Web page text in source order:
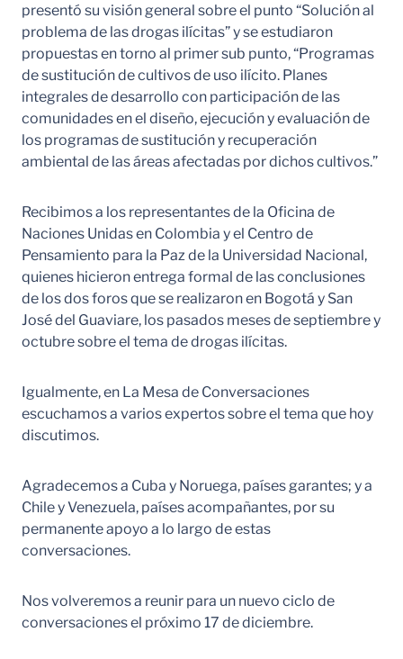
presentó su visión general sobre el punto “Solución al
problema de las drogas ilícitas” y se estudiaron
propuestas en torno al primer sub punto, “Programas
de sustitución de cultivos de uso ilícito. Planes
integrales de desarrollo con participación de las
comunidades en el diseño, ejecución y evaluación de
los programas de sustitución y recuperación
ambiental de las áreas afectadas por dichos cultivos.”
Recibimos a los representantes de la Oficina de
Naciones Unidas en Colombia y el Centro de
Pensamiento para la Paz de la Universidad Nacional,
quienes hicieron entrega formal de las conclusiones
de los dos foros que se realizaron en Bogotá y San
José del Guaviare, los pasados meses de septiembre y
octubre sobre el tema de drogas ilícitas.
Igualmente, en La Mesa de Conversaciones
escuchamos a varios expertos sobre el tema que hoy
discutimos.
Agradecemos a Cuba y Noruega, países garantes; y a
Chile y Venezuela, países acompañantes, por su
permanente apoyo a lo largo de estas
conversaciones.
Nos volveremos a reunir para un nuevo ciclo de
conversaciones el próximo 17 de diciembre.